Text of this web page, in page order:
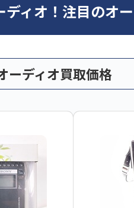
ィオ！注目のオ
ーディオ買取価格